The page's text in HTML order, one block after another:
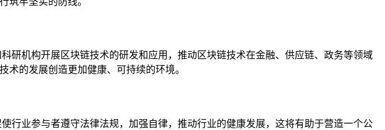
研机构开展区块链技术的研发和应用，推动区块链技术在金融、供应链、政务等领域
的发展创造更加健康、可持续的环境。
行业参与者遵守法律法规，加强自律，推动行业的健康发展，这将有助于营造一个公